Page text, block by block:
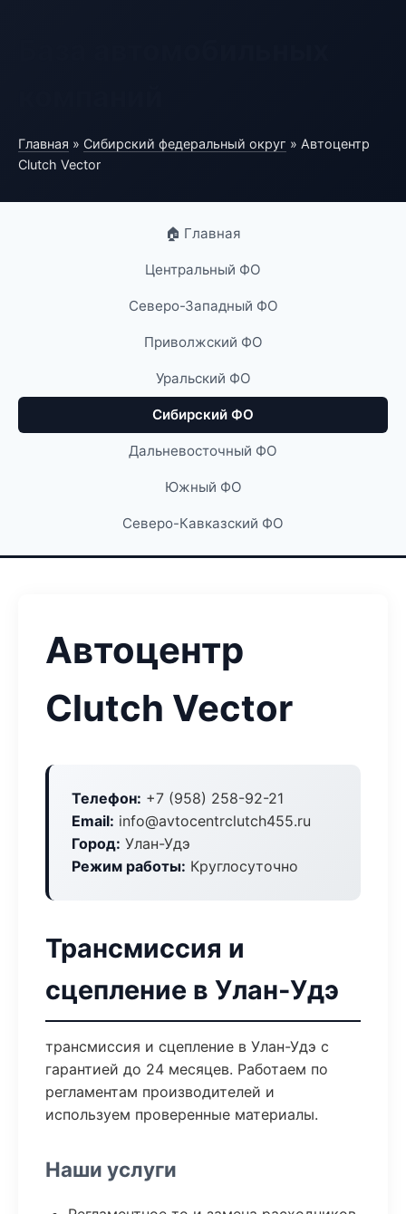
Главная » Сибирский федеральный округ » Автоцентр
Clutch Vector
🏠 Главная
Центральный ФО
Северо-Западный ФО
Приволжский ФО
Уральский ФО
Сибирский ФО
Дальневосточный ФО
Южный ФО
Северо-Кавказский ФО
Автоцентр
Clutch Vector
Телефон: +7 (958) 258-92-21
Email: info@avtocentrclutch455.ru
Город: Улан-Удэ
Режим работы: Круглосуточно
Трансмиссия и
сцепление в Улан-Удэ
трансмиссия и сцепление в Улан-Удэ с
гарантией до 24 месяцев. Работаем по
регламентам производителей и
используем проверенные материалы.
Наши услуги